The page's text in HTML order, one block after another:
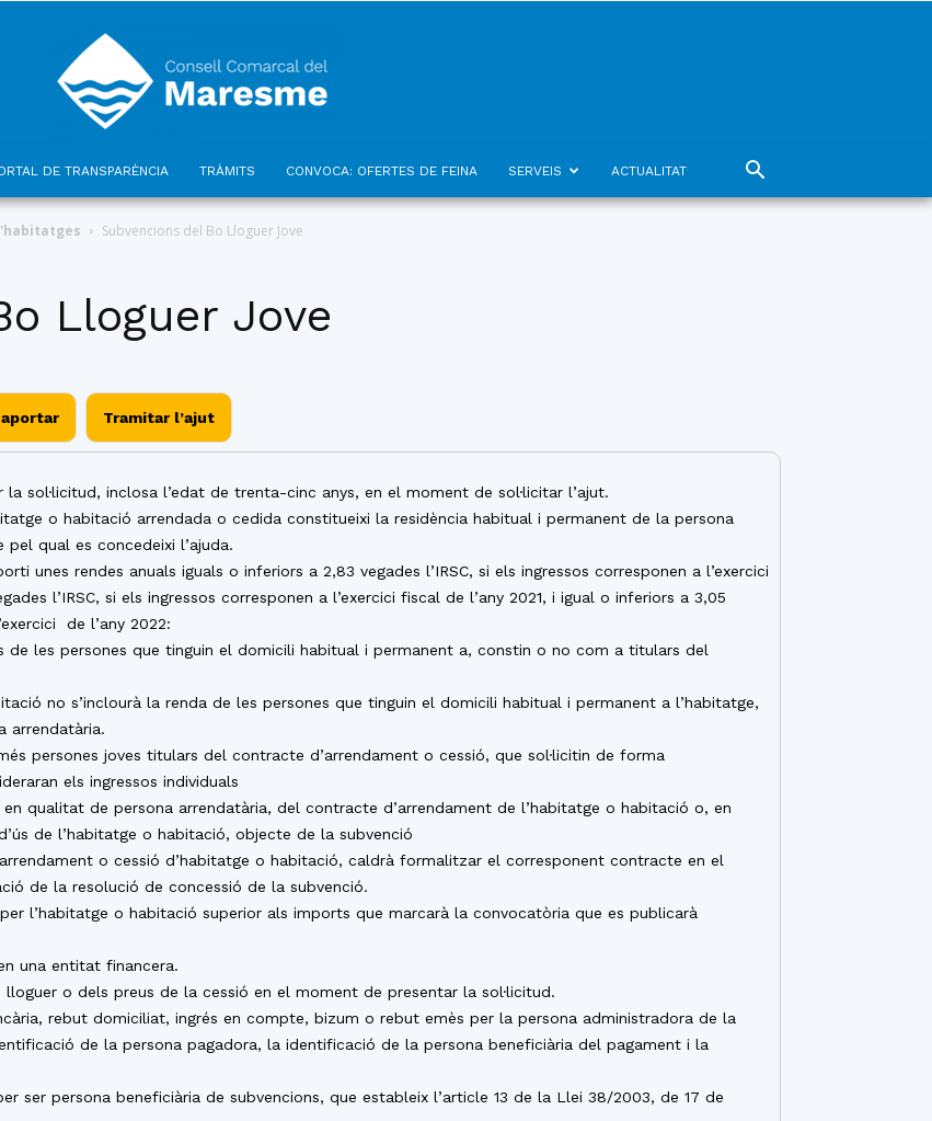
del
Maresme
DE TRANSPARÈNCIA TRÀMITS CONVOCA: OFERTES DE FEINA SERVEIS ACTUALITAT
Subvencions del Bo Lloguer Jove
Lloguer Jove
Tramitar l’ajut
sol·licitud, inclosa l’edat de trenta-cinc anys, en el moment de sol·licitar l’ajut.
o habitació arrendada o cedida constitueixi la residència habitual i permanent de la persona
qual es concedeixi l’ajuda.
unes rendes anuals iguals o inferiors a 2,83 vegades l’IRSC, si els ingressos corresponen a l’exercici
l’IRSC, si els ingressos corresponen a l’exercici fiscal de l’any 2021, i igual o inferiors a 3,05
de l’any 2022:
de les persones que tinguin el domicili habitual i permanent a, constin o no com a titulars del
no s’inclourà la renda de les persones que tinguin el domicili habitual i permanent a l’habitatge,
arrendatària.
persones joves titulars del contracte d’arrendament o cessió, que sol·licitin de forma
els ingressos individuals
qualitat de persona arrendatària, del contracte d’arrendament de l’habitatge o habitació o, en
de l’habitatge o habitació, objecte de la subvenció
o cessió d’habitatge o habitació, caldrà formalitzar el corresponent contracte en el
de la resolució de concessió de la subvenció.
l’habitatge o habitació superior als imports que marcarà la convocatòria que es publicarà
una entitat financera.
o dels preus de la cessió en el moment de presentar la sol·licitud.
rebut domiciliat, ingrés en compte, bizum o rebut emès per la persona administradora de la
de la persona pagadora, la identificació de la persona beneficiària del pagament i la
ser persona beneficiària de subvencions, que estableix l’article 13 de la Llei 38/2003, de 17 de